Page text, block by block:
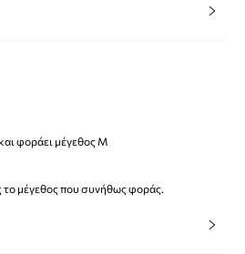
φοράει μέγεθος M
το μέγεθος που συνήθως φοράς.